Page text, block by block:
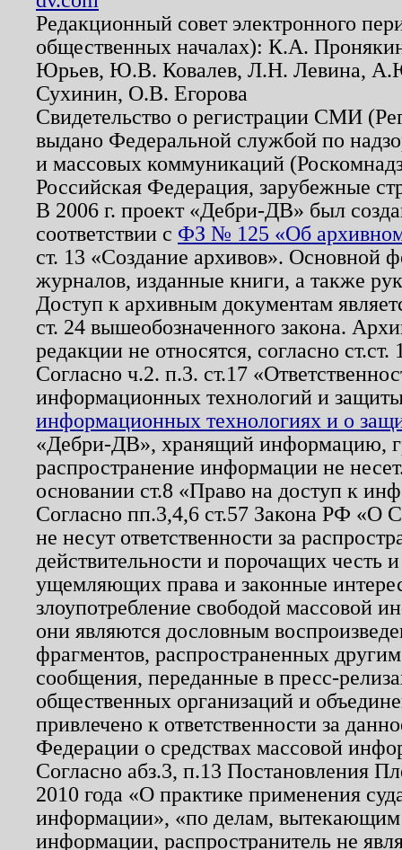
Редакционный совет электронного
общественных началах): К.А.
Юрьев, Ю.В. Ковалев, Л.Н. Левина,
Сухинин, О.В. Егорова
Свидетельство о регистрации СМИ
выдано Федеральной службой по
и массовых коммуникаций
Российская Федерация, зарубежные
В 2006 г. проект «Дебри-ДВ» был
соответствии с ФЗ № 125 «Об
ст. 13 «Создание архивов». Основной
журналов, изданные книги, а также
Доступ к архивным документам
ст. 24 вышеобозначенного закона.
редакции не относятся, согласно
Согласно ч.2. п.3. ст.17
информационных технологий и
информационных технологиях и о
«Дебри-ДВ», хранящий информацию,
распространение информации не
основании ст.8 «Право на доступ к
Согласно пп.3,4,6 ст.57 Закона РФ «О
не несут ответственности за
действительности и порочащих честь
ущемляющих права и законные
злоупотребление свободой массовой
они являются дословным
фрагментов, распространенных
сообщения, переданные в пресс-
общественных организаций и
привлечено к ответственности за
Федерации о средствах массовой
Согласно абз.3, п.13 Постановления
2010 года «О практике применения
информации», «по делам, вытекающим
информации, распространитель не